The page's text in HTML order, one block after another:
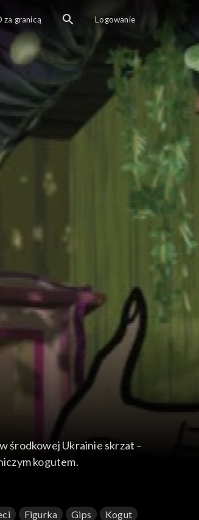
środkowej Ukrainie skrzat –
kogutem.
Figurka Gips
Kogut
za granicą Logowanie